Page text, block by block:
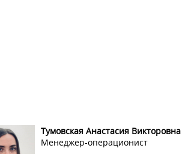
Тумовская Анастасия Викторовна
Менеджер-операционист